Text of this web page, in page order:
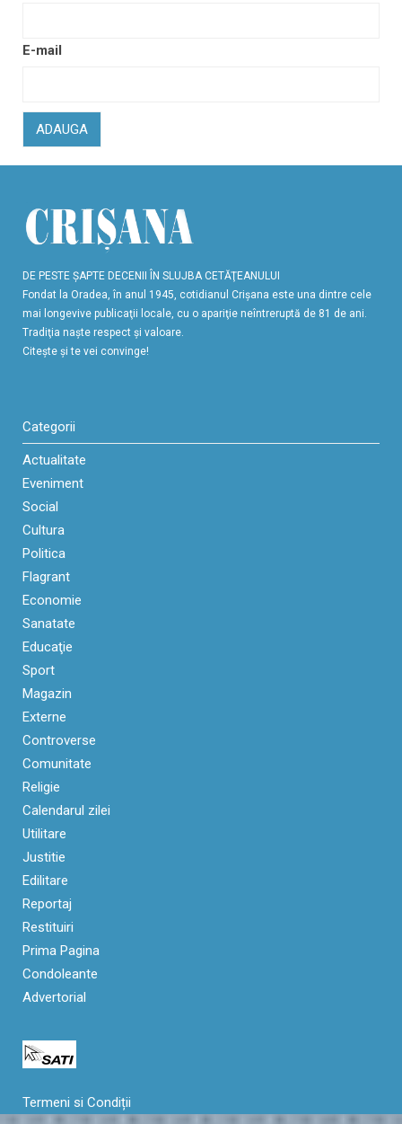
E-mail
ADAUGA
DE PESTE ŞAPTE DECENII ÎN SLUJBA CETĂŢEANULUI
Fondat la Oradea, în anul 1945, cotidianul Crişana este una dintre cele
mai longevive publicaţii locale, cu o apariţie neîntreruptă de 81 de ani.
Tradiţia naşte respect şi valoare.
Citeşte şi te vei convinge!
Categorii
Actualitate
Eveniment
Social
Cultura
Politica
Flagrant
Economie
Sanatate
Educaţie
Sport
Magazin
Externe
Controverse
Comunitate
Religie
Calendarul zilei
Utilitare
Justitie
Edilitare
Reportaj
Restituiri
Prima Pagina
Condoleante
Advertorial
Termeni si Condiții